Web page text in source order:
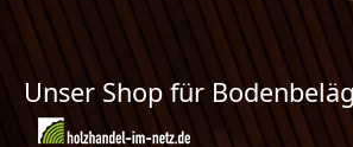
Unser Shop für